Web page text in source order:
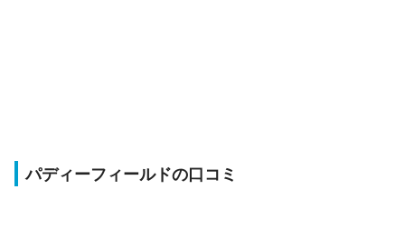
パディーフィールドの口コミ